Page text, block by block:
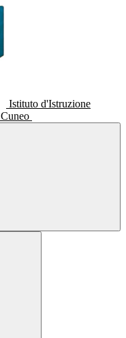
Istituto d'Istruzione
Cuneo